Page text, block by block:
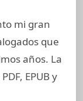
mi gran
que
años. La
EPUB y